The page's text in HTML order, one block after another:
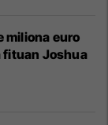
miliona euro
fituan Joshua